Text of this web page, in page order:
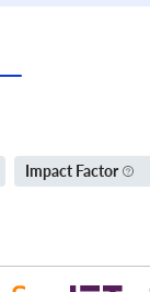
Impact Factor